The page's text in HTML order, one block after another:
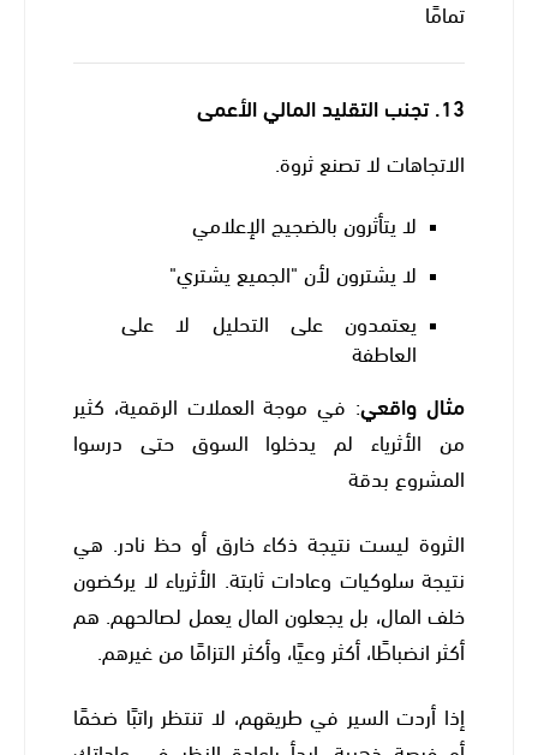
تمامًا
13. تجنب التقليد المالي الأعمى
الاتجاهات لا تصنع ثروة.
لا يتأثرون بالضجيج الإعلامي
لا يشترون لأن "الجميع يشتري"
يعتمدون على التحليل لا على
العاطفة
مثال واقعي: في موجة العملات الرقمية، كثير
من الأثرياء لم يدخلوا السوق حتى درسوا
المشروع بدقة
الثروة ليست نتيجة ذكاء خارق أو حظ نادر. هي
نتيجة سلوكيات وعادات ثابتة. الأثرياء لا يركضون
خلف المال، بل يجعلون المال يعمل لصالحهم. هم
أكثر انضباطًا، أكثر وعيًا، وأكثر التزامًا من غيرهم.
إذا أردت السير في طريقهم، لا تنتظر راتبًا ضخمًا